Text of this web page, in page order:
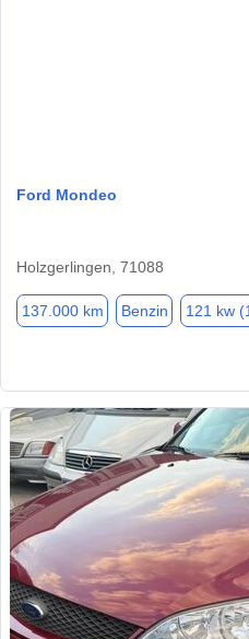
Ford Mondeo
Holzgerlingen, 71088
137.000 km Benzin 121 kw